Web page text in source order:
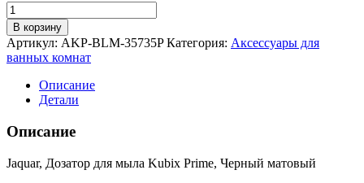
Количество
товара
Jaquar,
Дозатор
для
мыла
Kubix
Черный
матовый
BLM-
В корзину
Артикул: AKP-BLM-35735P Категория: Аксессуары для
ванных комнат
Описание
Детали
Описание
Jaquar, Дозатор для мыла Kubix Prime, Черный матовый